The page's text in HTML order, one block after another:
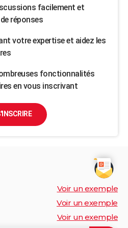
facilement et
réponses
votre expertise et aidez les
fonctionnalités
en vous inscrivant
Voir un exemple
Voir un exemple
Voir un exemple